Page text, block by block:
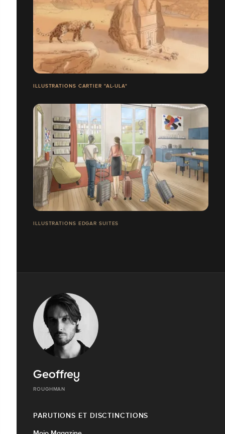
ILLUSTRATIONS CARTIER "AL-ULA"
ILLUSTRATIONS EDGAR SUITES
Geoffrey
ROUGHMAN
PARUTIONS ET DISCTINCTIONS